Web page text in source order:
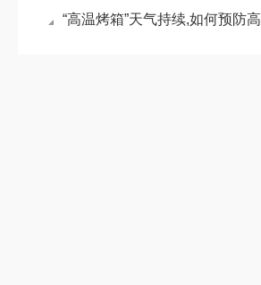
“高温烤箱”天气持续,如何预防高低温试验机的使用出现“中暑”故障